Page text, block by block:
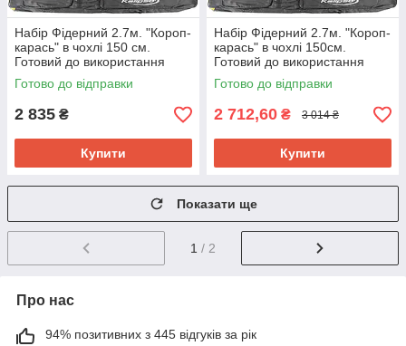
Набір Фідерний 2.7м. "Короп-
карась" в чохлі 150 см.
Готовий до використання
Готово до відправки
2 835 ₴
Купити
Набір Фідерний 2.7м. "Короп-
карась" в чохлі 150см.
Готовий до використання
Готово до відправки
2 712,60 ₴ 3 014 ₴
Купити
Показати ще
1 / 2
Про нас
94% позитивних з 445 відгуків за рік